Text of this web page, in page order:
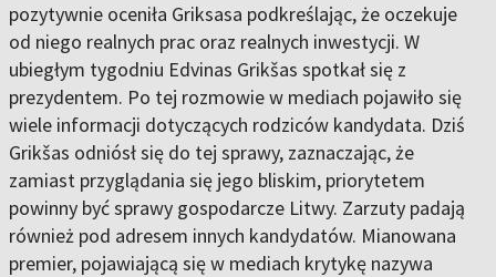
pozytywnie oceniła Griksasa podkreślając, że oczekuje
od niego realnych prac oraz realnych inwestycji. W
ubiegłym tygodniu Edvinas Grikšas spotkał się z
prezydentem. Po tej rozmowie w mediach pojawiło się
wiele informacji dotyczących rodziców kandydata. Dziś
Grikšas odniósł się do tej sprawy, zaznaczając, że
zamiast przyglądania się jego bliskim, priorytetem
powinny być sprawy gospodarcze Litwy. Zarzuty padają
również pod adresem innych kandydatów. Mianowana
premier, pojawiającą się w mediach krytykę nazywa